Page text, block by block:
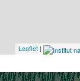
Leaflet |